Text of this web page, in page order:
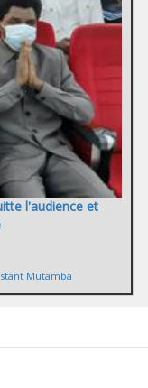
l'audience et
Mutamba